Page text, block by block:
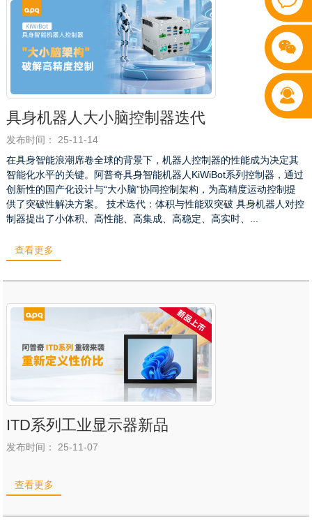
具身机器人大小脑控制器迭代
发布时间： 25-11-14
在具身智能浪潮席卷全球的背景下，机器人控制器的性能成为决定其
智能化水平的关键。阿普奇具身智能机器人KiWiBot系列控制器，通过
创新性的国产化设计与“大小脑”协同控制架构，为高精度运动控制提
供了突破性解决方案。 技术迭代：体积与性能双突破 具身机器人对控
制器提出了小体积、高性能、高集成、高稳定、高实时、...
查看更多
ITD系列工业显示器新品
发布时间： 25-11-07
查看更多